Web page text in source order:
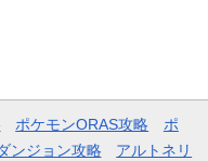
ポケモンORAS攻略
ポ
ンジョン攻略 アルトネリ